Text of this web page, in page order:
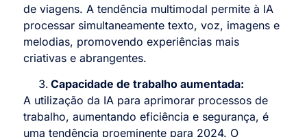
de viagens. A tendência multimodal permite à IA
processar simultaneamente texto, voz, imagens e
melodias, promovendo experiências mais
criativas e abrangentes.
Capacidade de trabalho aumentada:
A utilização da IA para aprimorar processos de
trabalho, aumentando eficiência e segurança, é
uma tendência proeminente para 2024. O